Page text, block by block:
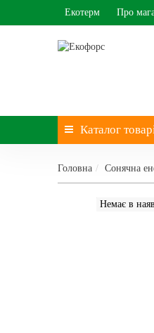
Екотерм Про
Каталог
Головна Сонячна
Немає в